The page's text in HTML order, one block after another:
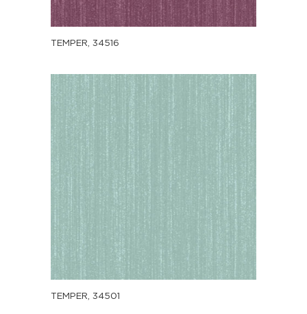
TEMPER, 34516
TEMPER, 34501